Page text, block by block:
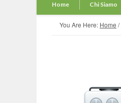
Home Chi Siamo
You Are Here: Home /